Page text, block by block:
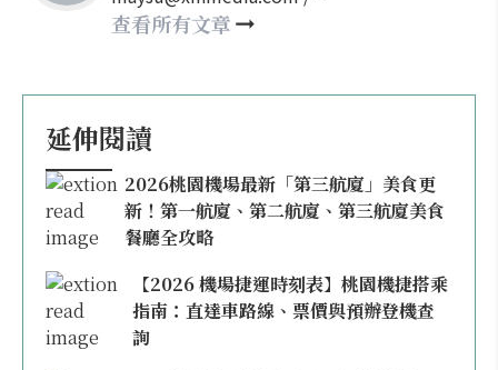
may860527@gmail.com
查看所有文章
延伸閱讀
2026桃園機場最新「第三航廈」美食更
新！第一航廈、第二航廈、第三航廈美食
餐廳全攻略
【2026 機場捷運時刻表】桃園機捷搭乘
指南：直達車路線、票價與預辦登機查
詢